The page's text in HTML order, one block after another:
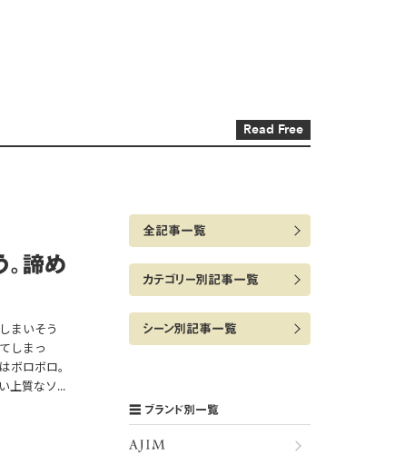
。諦め
まいそう
しまっ
ボロボロ。
上質なソ...
全記事一覧
カテゴリー別記事一覧
シーン別記事一覧
ブランド別一覧